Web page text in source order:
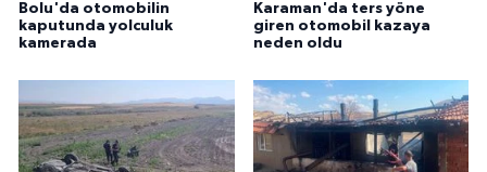
Bolu'da otomobilin
kaputunda yolculuk
kamerada
Karaman'da ters yöne
giren otomobil kazaya
neden oldu